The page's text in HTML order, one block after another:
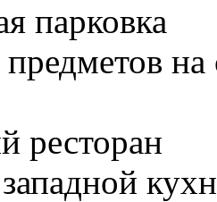
парковка
на
ресторан